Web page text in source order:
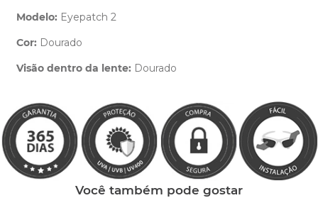
Modelo: Eyepatch 2
Cor: Dourado
Visão dentro da lente: Dourado
Você também pode gostar